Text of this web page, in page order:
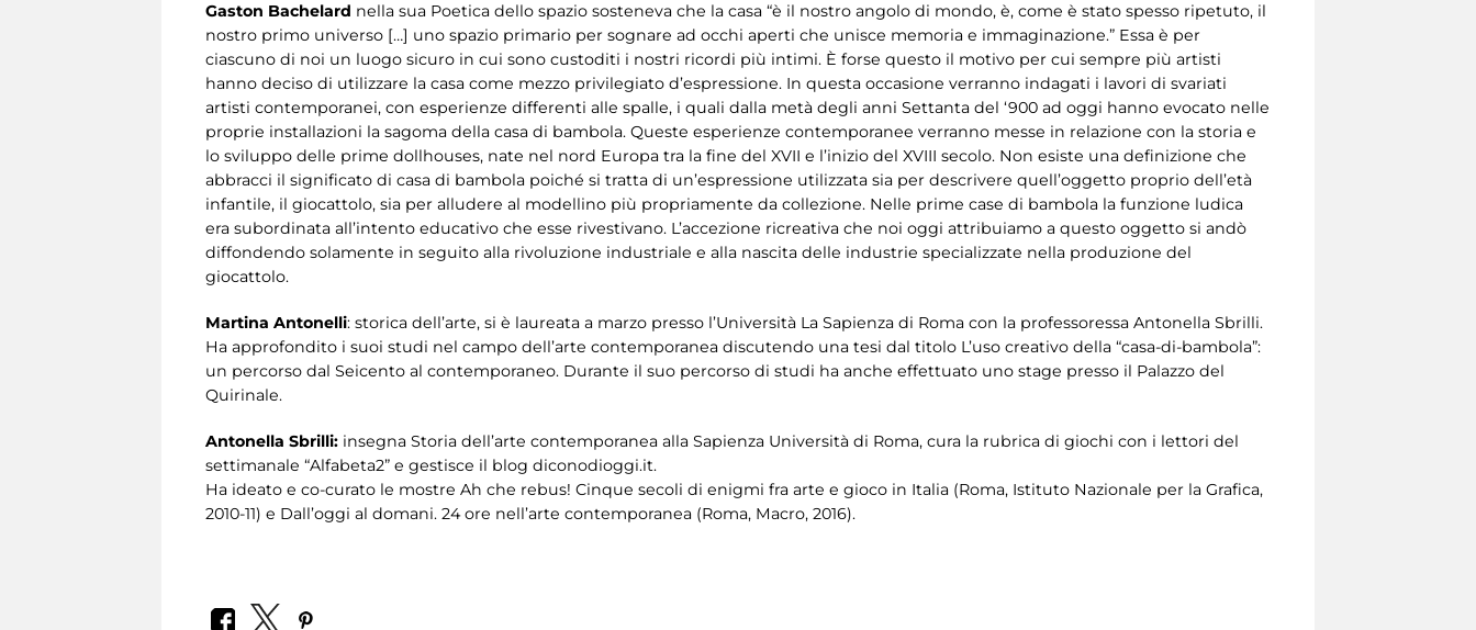
Gaston Bachelard nella sua Poetica dello spazio sosteneva che la casa “è il nostro angolo di mondo, è, come è stato spesso ripetuto, il
nostro primo universo […] uno spazio primario per sognare ad occhi aperti che unisce memoria e immaginazione.” Essa è per
ciascuno di noi un luogo sicuro in cui sono custoditi i nostri ricordi più intimi. È forse questo il motivo per cui sempre più artisti
hanno deciso di utilizzare la casa come mezzo privilegiato d’espressione. In questa occasione verranno indagati i lavori di svariati
artisti contemporanei, con esperienze differenti alle spalle, i quali dalla metà degli anni Settanta del ‘900 ad oggi hanno evocato nelle
proprie installazioni la sagoma della casa di bambola. Queste esperienze contemporanee verranno messe in relazione con la storia e
lo sviluppo delle prime dollhouses, nate nel nord Europa tra la fine del XVII e l’inizio del XVIII secolo. Non esiste una definizione che
abbracci il significato di casa di bambola poiché si tratta di un’espressione utilizzata sia per descrivere quell’oggetto proprio dell’età
infantile, il giocattolo, sia per alludere al modellino più propriamente da collezione. Nelle prime case di bambola la funzione ludica
era subordinata all’intento educativo che esse rivestivano. L’accezione ricreativa che noi oggi attribuiamo a questo oggetto si andò
diffondendo solamente in seguito alla rivoluzione industriale e alla nascita delle industrie specializzate nella produzione del
giocattolo.
Martina Antonelli: storica dell’arte, si è laureata a marzo presso l’Università La Sapienza di Roma con la professoressa Antonella Sbrilli.
Ha approfondito i suoi studi nel campo dell’arte contemporanea discutendo una tesi dal titolo L’uso creativo della “casa-di-bambola”:
un percorso dal Seicento al contemporaneo. Durante il suo percorso di studi ha anche effettuato uno stage presso il Palazzo del
Quirinale.
Antonella Sbrilli: insegna Storia dell’arte contemporanea alla Sapienza Università di Roma, cura la rubrica di giochi con i lettori del
settimanale “Alfabeta2” e gestisce il blog diconodioggi.it.
Ha ideato e co-curato le mostre Ah che rebus! Cinque secoli di enigmi fra arte e gioco in Italia (Roma, Istituto Nazionale per la Grafica,
2010-11) e Dall’oggi al domani. 24 ore nell’arte contemporanea (Roma, Macro, 2016).